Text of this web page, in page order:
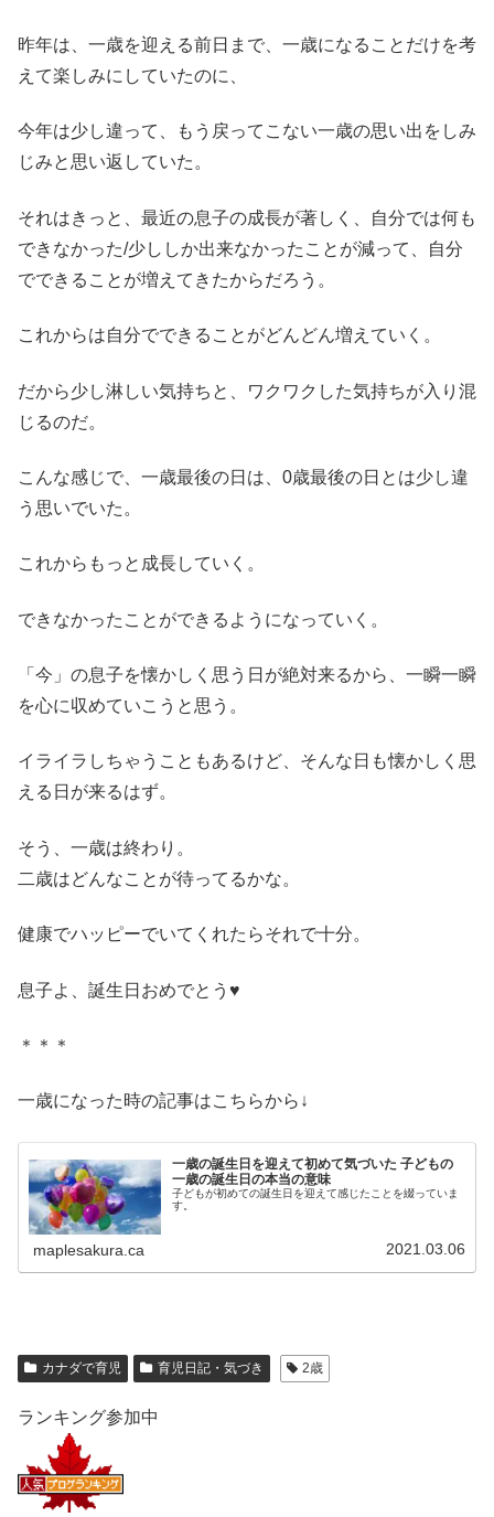
昨年は、一歳を迎える前日まで、一歳になることだけを考
えて楽しみにしていたのに、
今年は少し違って、もう戻ってこない一歳の思い出をしみ
じみと思い返していた。
それはきっと、最近の息子の成長が著しく、自分では何も
できなかった/少ししか出来なかったことが減って、自分
でできることが増えてきたからだろう。
これからは自分でできることがどんどん増えていく。
だから少し淋しい気持ちと、ワクワクした気持ちが入り混
じるのだ。
こんな感じで、一歳最後の日は、0歳最後の日とは少し違
う思いでいた。
これからもっと成長していく。
できなかったことができるようになっていく。
「今」の息子を懐かしく思う日が絶対来るから、一瞬一瞬
を心に収めていこうと思う。
イライラしちゃうこともあるけど、そんな日も懐かしく思
える日が来るはず。
そう、一歳は終わり。
二歳はどんなことが待ってるかな。
健康でハッピーでいてくれたらそれで十分。
息子よ、誕生日おめでとう♥
＊＊＊
一歳になった時の記事はこちらから↓
一歳の誕生日を迎えて初めて気づいた 子どもの
一歳の誕生日の本当の意味
子どもが初めての誕生日を迎えて感じたことを綴っていま
す。
maplesakura.ca 2021.03.06
カナダで育児 育児日記・気づき 2歳
ランキング参加中